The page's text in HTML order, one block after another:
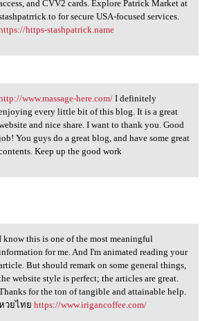
and CVV2 cards. Explore Patrick Market at
for secure USA-focused services.
https-stashpatrick.name
www.massage-here.com/
www.massage-here.com/I definitely
every little bit of this blog. It is a great
and nice share. I want to thank you. Good
You guys do a great blog, and have some great
Keep up the good work
this is one of the
know this is one of the most meaningful
for me. And I'm animated reading your
But should remark on some general things,
website style is perfect; the articles are great.
for the ton of tangible and attainable help.
วยไทย https://www.irigancoffee.com/